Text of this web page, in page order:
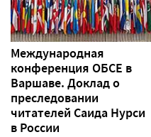
Международная
конференция ОБСЕ в
Варшаве. Доклад о
преследовании
читателей Саида Нурси
в России